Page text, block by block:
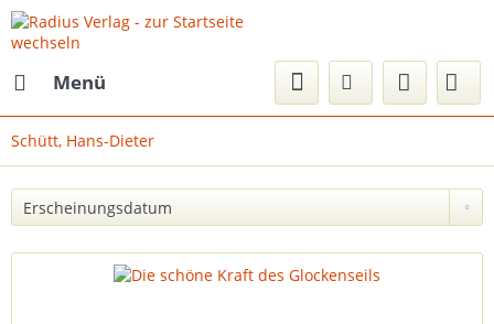
Menü
Schütt, Hans-Dieter